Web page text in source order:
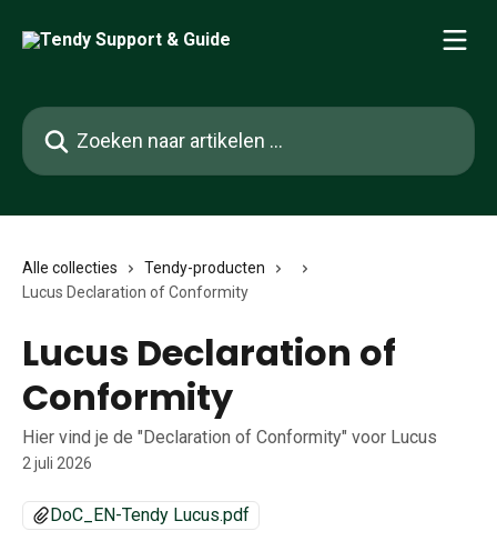
Zoeken naar artikelen ...
Alle collecties
Tendy-producten
Lucus Declaration of Conformity
Lucus Declaration of
Conformity
Hier vind je de "Declaration of Conformity" voor Lucus
2 juli 2026
DoC_EN-Tendy Lucus.pdf